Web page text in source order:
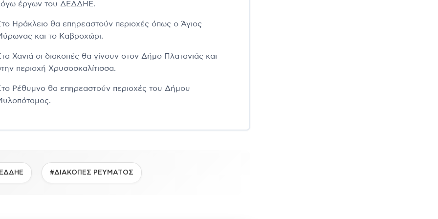
έργων του ΔΕΔΔΗΕ.
Ηράκλειο θα επηρεαστούν περιοχές όπως ο Άγιος
και το Καβροχώρι.
Χανιά οι διακοπές θα γίνουν στον Δήμο Πλατανιάς και
περιοχή Χρυσοσκαλίτισσα.
Ρέθυμνο θα επηρεαστούν περιοχές του Δήμου
#ΔΙΑΚΟΠΕΣ ΡΕΥΜΑΤΟΣ